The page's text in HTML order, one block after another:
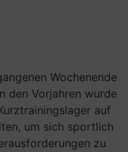
Wochenende
den Vorjahren wurde
auf
um sich sportlich
zu